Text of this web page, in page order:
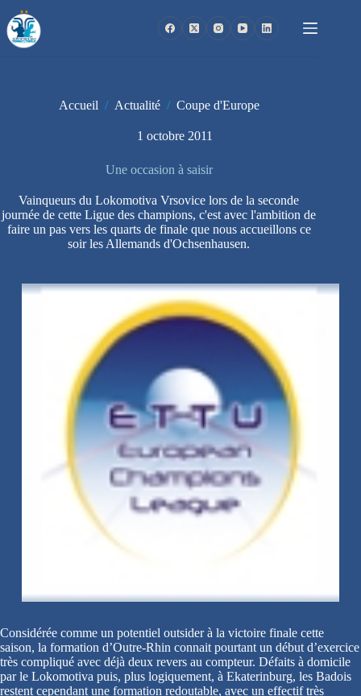
au
contenu
Accueil / Actualité / Coupe d'Europe
1 octobre 2011
Une occasion à saisir
Vainqueurs du Lokomotiva Vrsovice lors de la seconde
journée de cette Ligue des champions, c'est avec l'ambition de
faire un pas vers les quarts de finale que nous accueillons ce
soir les Allemands d'Ochsenhausen.
Considérée comme un potentiel outsider à la victoire finale cette
saison, la formation d’Outre-Rhin connait pourtant un début d’exercice
très compliqué avec déjà deux revers au compteur. Défaits à domicile
par le Lokomotiva puis, plus logiquement, à Ekaterinburg, les Badois
restent cependant une formation redoutable, avec un effectif très